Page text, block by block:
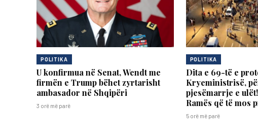
POLITIKA
U konfirmua në Senat, Wendt me
firmën e Trump bëhet zyrtarisht
ambasador në Shqipëri
3 orë më parë
POLITIKA
Dita e 69-të e
Kryeministrisë,
pjesëmarrje e
Ramës që të mos
5 orë më parë